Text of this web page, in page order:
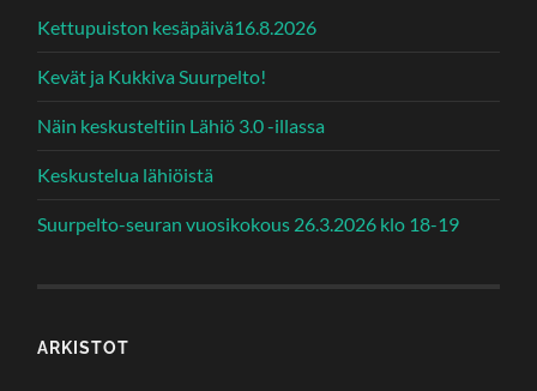
Kettupuiston kesäpäivä16.8.2026
Kevät ja Kukkiva Suurpelto!
Näin keskusteltiin Lähiö 3.0 -illassa
Keskustelua lähiöistä
Suurpelto-seuran vuosikokous 26.3.2026 klo 18-19
ARKISTOT